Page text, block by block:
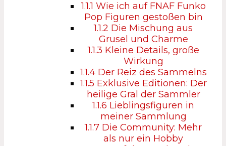
1.1.1 Wie ich auf FNAF Funko
Pop Figuren gestoßen bin
1.1.2 Die Mischung aus
Grusel und Charme
1.1.3 Kleine Details, große
Wirkung
1.1.4Der Reiz des Sammelns
1.1.5 Exklusive Editionen: Der
heilige Gral der Sammler
1.1.6 Lieblingsfiguren in
meiner Sammlung
1.1.7 Die Community: Mehr
als nur ein Hobby